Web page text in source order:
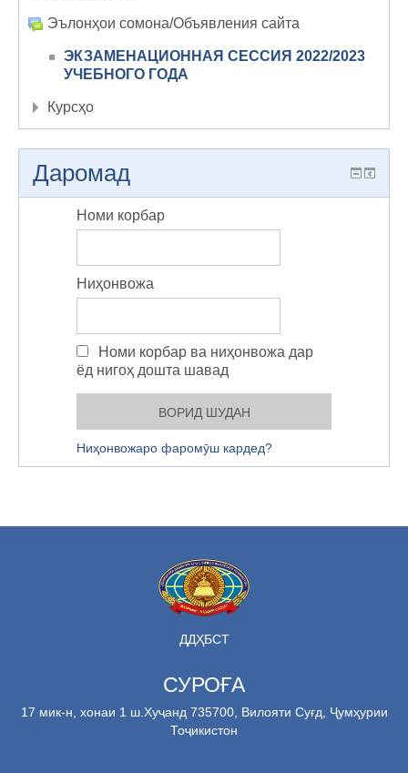
Эълонҳои сомона/Объявления сайта
ЭКЗАМЕНАЦИОННАЯ СЕССИЯ 2022/2023
УЧЕБНОГО ГОДА
Курсҳо
Даромад
Номи корбар
Ниҳонвожа
Номи корбар ва ниҳонвожа дар
ёд нигоҳ дошта шавад
Ниҳонвожаро фаромӯш кардед?
ДДҲБСТ
СУРОҒА
17 мик-н, хонаи 1 ш.Хуҷанд 735700, Вилояти Суғд, Ҷумҳурии
Тоҷикистон